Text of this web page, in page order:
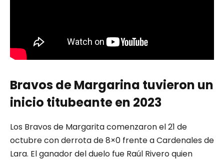
Bravos de Margarina tuvieron un
inicio titubeante en 2023
Los Bravos de Margarita comenzaron el 21 de
octubre con derrota de 8×0 frente a Cardenales de
Lara. El ganador del duelo fue Raúl Rivero quien